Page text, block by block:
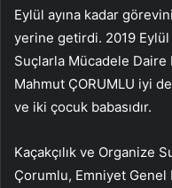
Eylül ayına kadar
yerine getirdi. 2019 Eylül
Suçlarla Mücadele Daire
Mahmut ÇORUMLU iyi
ve iki çocuk babasıdır.
Kaçakçılık ve Organize
Çorumlu, Emniyet Genel